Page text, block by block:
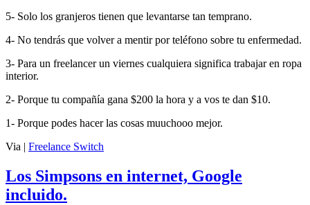
5- Solo los granjeros tienen que levantarse tan temprano.
4- No tendrás que volver a mentir por teléfono sobre tu enfermedad.
3- Para un freelancer un viernes cualquiera significa trabajar en ropa
interior.
2- Porque tu compañía gana $200 la hora y a vos te dan $10.
1- Porque podes hacer las cosas muuchooo mejor.
Via | Freelance Switch
Los Simpsons en internet, Google
incluido.